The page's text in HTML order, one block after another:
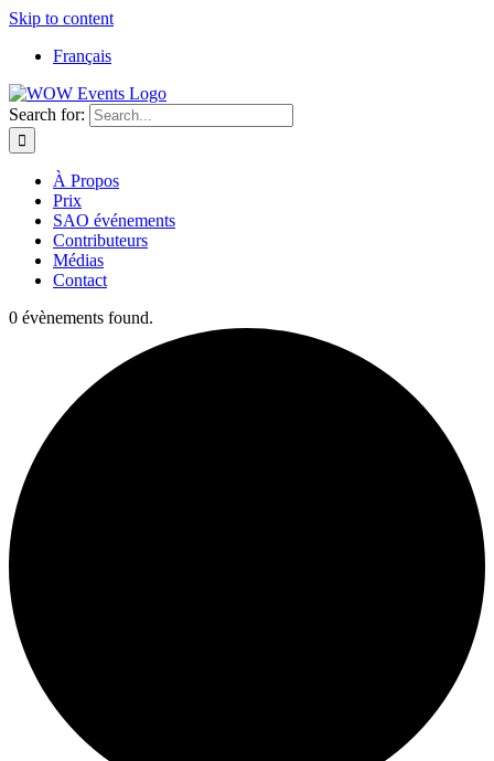
Skip to content
Français
Search for:
À Propos
Prix
SAO événements
Contributeurs
Médias
Contact
0 évènements found.